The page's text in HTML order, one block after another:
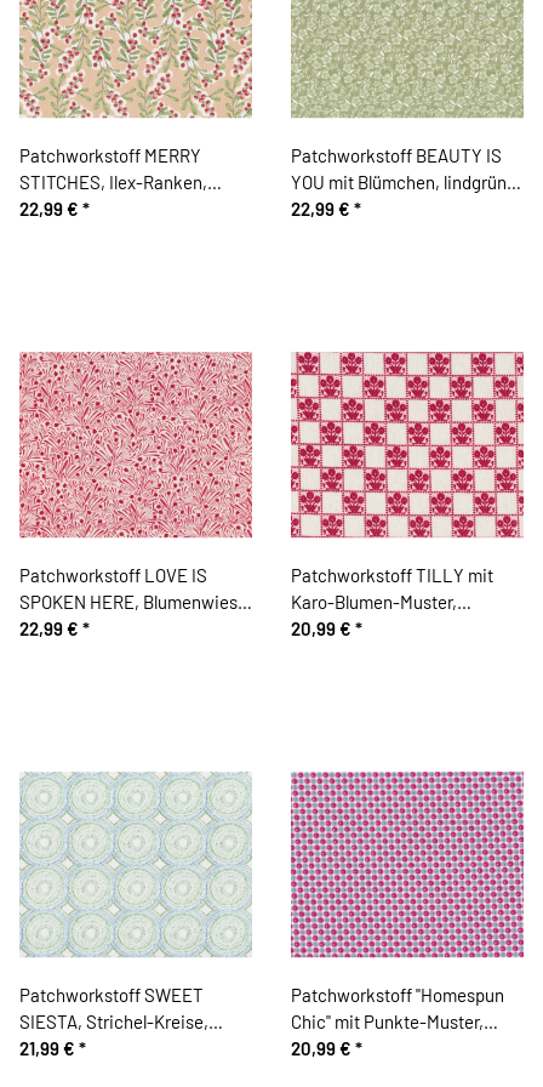
Patchworkstoff MERRY
STITCHES, Ilex-Ranken,
beige, Cori Dantini
22,99 € *
Patchworkstoff BEAUTY IS
YOU mit Blümchen, lindgrün,
Cori Dantini
22,99 € *
Patchworkstoff LOVE IS
SPOKEN HERE, Blumenwiese,
rot, Cori Dantini
22,99 € *
Patchworkstoff TILLY mit
Karo-Blumen-Muster,
stumpfes dunkelrot-natur
20,99 € *
Patchworkstoff SWEET
SIESTA, Strichel-Kreise,
schilfgrün
21,99 € *
Patchworkstoff "Homespun
Chic" mit Punkte-Muster,
fuchsia-hellblau
20,99 € *